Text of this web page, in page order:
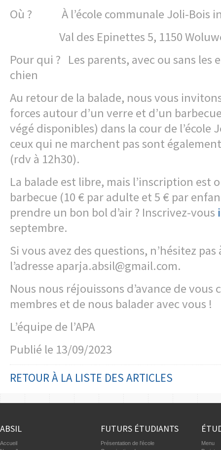
Où ? À l’école communale Joli-Bois
Val des Epinettes 5, 1150
Pour qui ? Les parents, avec ou sans les
chien
Au retour de la balade, nous vous
forces autour d’un verre et d’un
végé disponibles) dans la cour de l’école
ceux qui ne marchent pas sont
(rdv à 12h30).
La balade est libre, mais l’inscription est
barbecue (10 € par adulte et 5 € par
prendre un bon bol d’air ? Inscrivez-vous
septembre.
Si vous avez des questions, n’hésitez
l’adresse aparja.absil@gmail.com.
Nous nous réjouissons d’avance de vous
membres et de nous balader avec vous !
L’équipe de l’APA
Publié le 13/09/2023
RETOUR À LA LISTE DES ARTICLES
ABSIL
Accueil
FUTURS ÉTUDIANTS
Présentation de l'école
Menu